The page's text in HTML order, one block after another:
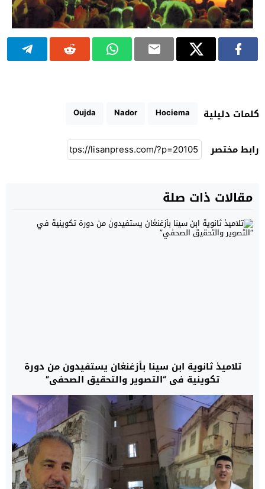
كلمات دليلية Hociema
Nador
Oujda
رابط مختصر
مقالات ذات صلة
تلاميذ ثانوية ابن سينا بأزغنغان يستفيدون من دورة
تكوينية في “التصوير والتحقيق الصحفي”